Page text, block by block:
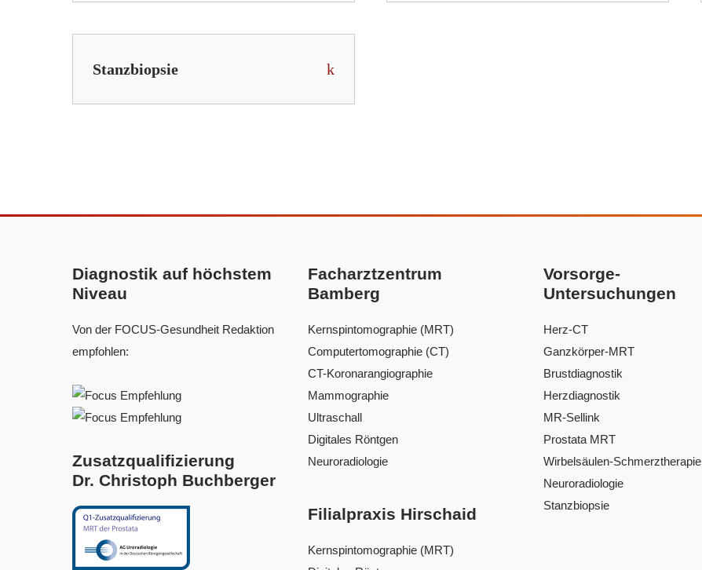
Stanzbiopsie
Diagnostik auf höchstem
Niveau
Von der FOCUS-Gesundheit Redaktion
empfohlen:
Zusatzqualifizierung
Dr. Christoph Buchberger
Facharztzentrum
Bamberg
Kernspintomographie (MRT)
Computertomographie (CT)
CT-Koronarangiographie
Mammographie
Ultraschall
Digitales Röntgen
Neuroradiologie
Filialpraxis Hirschaid
Kernspintomographie (MRT)
Vorsorge-
Untersuchungen
Herz-CT
Ganzkörper-MRT
Brustdiagnostik
Herzdiagnostik
MR-Sellink
Prostata MRT
Wirbelsäulen-Schmerztherapie
Neuroradiologie
Stanzbiopsie